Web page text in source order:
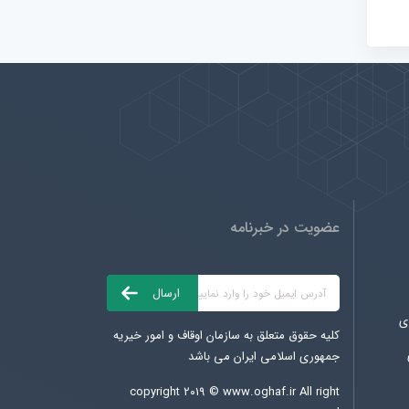
عضویت در خبرنامه
کلیه حقوق متعلق به سازمان اوقاف و امور خیریه
جمهوری اسلامی ایران می باشد
copyright ۲۰۱۹ © www.oghaf.irAll right